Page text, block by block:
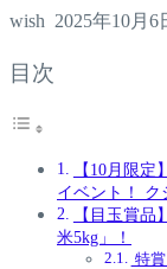
wish 2025年10月6
目次
【10月限
イベント！ ク
【目玉賞
米5kg」！
特